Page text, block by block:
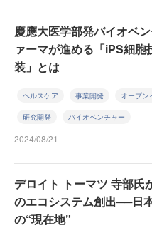
慶應大医学部発バイオベ
ァーマが進める「iPS細胞
装」とは
ヘルスケア 事業開発 オープン
研究開発 バイオベンチャー
2024/08/21
デロイト トーマツ 寺部氏
のエコシステム創出──日
の“現在地”